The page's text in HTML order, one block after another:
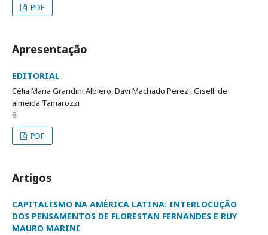
PDF
Apresentação
EDITORIAL
Célia Maria Grandini Albiero, Davi Machado Perez , Giselli de
almeida Tamarozzi
8
PDF
Artigos
CAPITALISMO NA AMÉRICA LATINA: INTERLOCUÇÃO
DOS PENSAMENTOS DE FLORESTAN FERNANDES E RUY
MAURO MARINI